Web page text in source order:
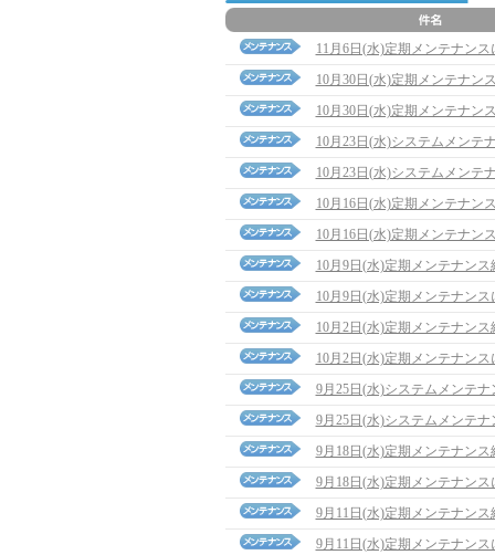
11月6日(水)定期メンテナンス
10月30日(水)定期メンテナン
10月30日(水)定期メンテナン
10月23日(水)システムメンテ
10月23日(水)システムメンテ
10月16日(水)定期メンテナン
10月16日(水)定期メンテナン
10月9日(水)定期メンテナン
10月9日(水)定期メンテナンス
10月2日(水)定期メンテナン
10月2日(水)定期メンテナンス
9月25日(水)システムメンテ
9月25日(水)システムメンテナ
9月18日(水)定期メンテナン
9月18日(水)定期メンテナンス
9月11日(水)定期メンテナン
9月11日(水)定期メンテナンス